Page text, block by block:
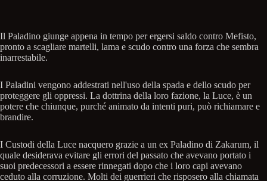
Il Paladino giunge appena in tempo per ergersi saldo contro Mefisto,
pronto a scagliare martelli, lama e scudo contro una forza che sembra
inarrestabile.
I Paladini vengono addestrati nell'uso della spada e dello scudo per
proteggere gli oppressi. La dottrina della loro fazione, la Luce, è un
potere che chiunque, purché animato da intenti puri, può richiamare e
brandire.
I Custodi della Luce nacquero grazie a un ex Paladino di Zakarum, il
quale desiderava evitare gli errori del passato che avevano portato i
suoi predecessori a essere rinnegati dopo che i loro capi avevano
ceduto alla corruzione. Molti dei guerrieri che risposero alla chiamata